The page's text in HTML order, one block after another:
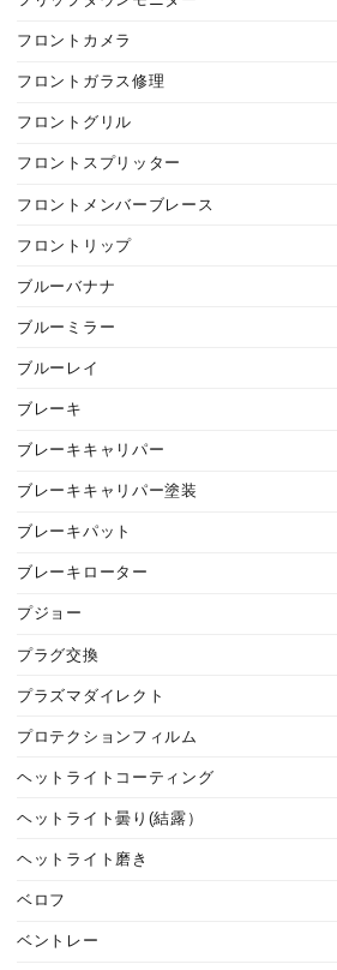
フロントカメラ
フロントガラス修理
フロントグリル
フロントスプリッター
フロントメンバーブレース
フロントリップ
ブルーバナナ
ブルーミラー
ブルーレイ
ブレーキ
ブレーキキャリパー
ブレーキキャリパー塗装
ブレーキパット
ブレーキローター
プジョー
プラグ交換
プラズマダイレクト
プロテクションフィルム
ヘットライトコーティング
ヘットライト曇り(結露）
ヘットライト磨き
ベロフ
ベントレー